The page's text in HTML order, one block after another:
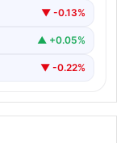
▼ -0.13%
▲ +0.05%
▼ -0.22%